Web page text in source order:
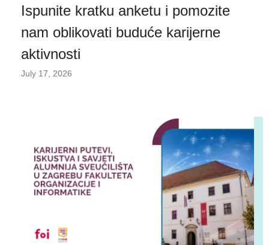
Ispunite kratku anketu i pomozite
nam oblikovati buduće karijerne
aktivnosti
July 17, 2026